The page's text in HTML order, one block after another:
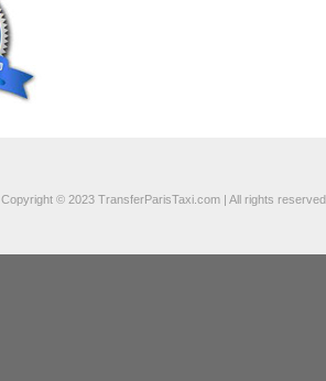
Copyright © 2023 TransferParisTaxi.com | All rights reserved